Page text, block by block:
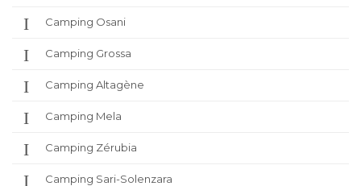
Camping Osani
Camping Grossa
Camping Altagène
Camping Mela
Camping Zérubia
Camping Sari-Solenzara